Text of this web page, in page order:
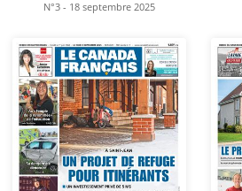
N°3 - 18 septembre 2025